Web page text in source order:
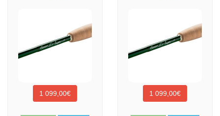
1 099,00€ 1 099,00€